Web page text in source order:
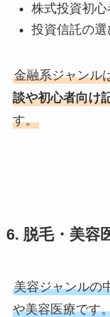
株式投資初心
投資信託の選
金融系ジャンル
談や初心者向け
す。
6. 脱毛・美容
美容ジャンルの
や美容医療です